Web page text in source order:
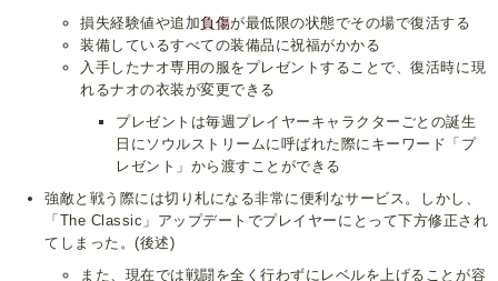
損失経験値や追加負傷が最低限の状態でその場で復活する
装備しているすべての装備品に祝福がかかる
入手したナオ専用の服をプレゼントすることで、復活時に現
れるナオの衣装が変更できる
プレゼントは毎週プレイヤーキャラクターごとの誕生
日にソウルストリームに呼ばれた際にキーワード「プ
レゼント」から渡すことができる
強敵と戦う際には切り札になる非常に便利なサービス。しかし、
「The Classic」アップデートでプレイヤーにとって下方修正され
てしまった。(後述)
また、現在では戦闘を全く行わずにレベルを上げることが容